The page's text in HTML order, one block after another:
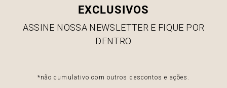
EXCLUSIVOS
ASSINE NOSSA NEWSLETTER E FIQUE POR
DENTRO
*não cumulativo com outros descontos e ações.